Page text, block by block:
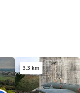
3.3 km